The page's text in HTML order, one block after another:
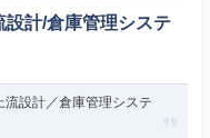
設計/倉庫管理システ
流設計／倉庫管理システ